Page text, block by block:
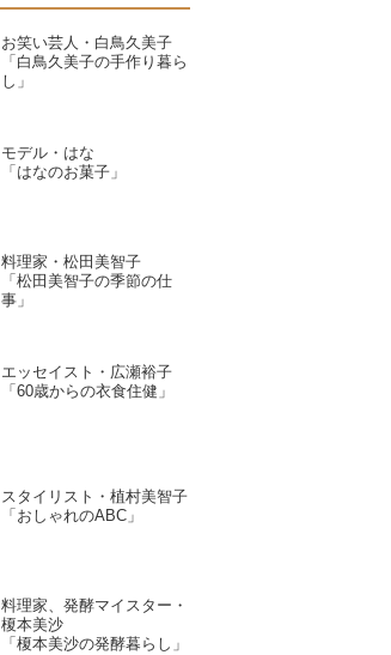
お笑い芸人・白鳥久美子
「白鳥久美子の手作り暮ら
し」
モデル・はな
「はなのお菓子」
料理家・松田美智子
「松田美智子の季節の仕
事」
エッセイスト・広瀬裕子
「60歳からの衣食住健」
スタイリスト・植村美智子
「おしゃれのABC」
料理家、発酵マイスター・
榎本美沙
「榎本美沙の発酵暮らし」